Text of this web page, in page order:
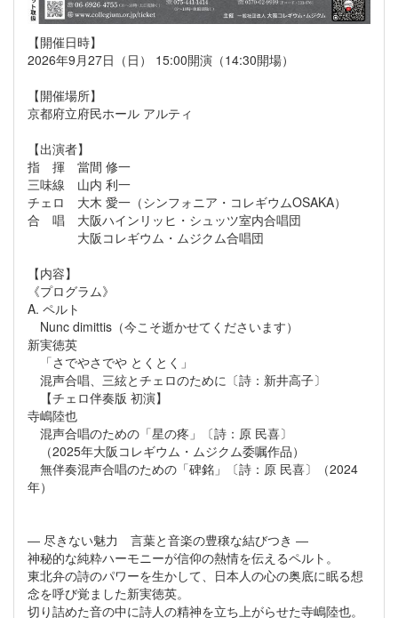
【開催日時】
2026年9月27日（日） 15:00開演（14:30開場）
【開催場所】
京都府立府民ホール アルティ
【出演者】
指 揮 當間 修一
三味線 山内 利一
チェロ 大木 愛一（シンフォニア・コレギウムOSAKA）
合 唱 大阪ハインリッヒ・シュッツ室内合唱団
大阪コレギウム・ムジクム合唱団
【内容】
《プログラム》
A. ペルト
Nunc dimittis（今こそ逝かせてくださいます）
新実徳英
「さでやさでや とくとく」
混声合唱、三絃とチェロのために〔詩：新井高子〕
【チェロ伴奏版 初演】
寺嶋陸也
混声合唱のための「星の疼」〔詩：原 民喜〕
（2025年大阪コレギウム・ムジクム委嘱作品）
無伴奏混声合唱のための「碑銘」〔詩：原 民喜〕（2024
年）
― 尽きない魅力 言葉と音楽の豊穣な結びつき ―
神秘的な純粋ハーモニーが信仰の熱情を伝えるペルト。
東北弁の詩のパワーを生かして、日本人の心の奥底に眠る想
念を呼び覚ました新実徳英。
切り詰めた音の中に詩人の精神を立ち上がらせた寺嶋陸也。